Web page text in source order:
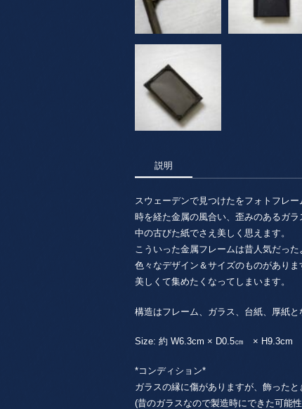
説明
スウェーデンで見つけたをフォトフレー
時を経た金属の風合い、歪みのあるガラ
中の古びた紙でさえ美しく思えます。
こういった金属フレームは昔人気だった
色々なデザイン＆サイズのものがありま
美しくて集めたくなってしまいます。
構造はフレーム、ガラス、台紙、厚紙と
Size: 約 W6.3cm × D0.5㎝ × H9.3cm
*コンディション*
ガラスの縁に傷がありますが、飾ったと
(昔のガラスなので製造時にできた可能